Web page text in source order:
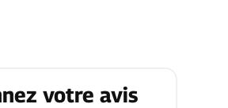
votre avis